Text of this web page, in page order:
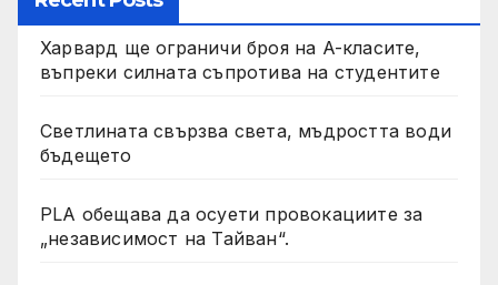
Харвард ще ограничи броя на A-класите,
въпреки силната съпротива на студентите
Светлината свързва света, мъдростта води
бъдещето
PLA обещава да осуети провокациите за
„независимост на Тайван“.